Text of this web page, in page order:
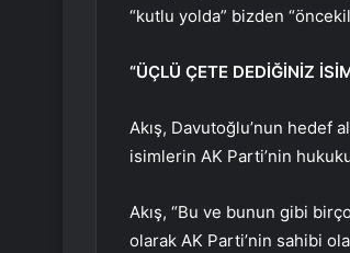
“kutlu yolda” bizden
“ÜÇLÜ ÇETE DEDİĞİNİZ
Akış, Davutoğlu’nun hedef
isimlerin AK Parti’nin
Akış, “Bu ve bunun gibi
olarak AK Parti’nin sahibi